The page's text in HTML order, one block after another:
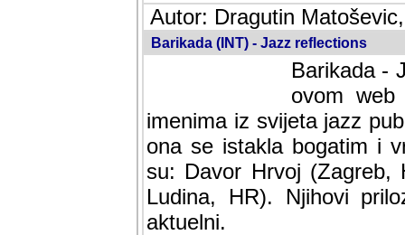
Autor: Dragutin
Barikada (INT) - Jazz reflections
Barikada -
ovom web
imenima iz svijeta jazz
ona se istakla bogatim i
su: Davor Hrvoj (Zagreb,
Ludina, HR). Njihovi
aktuelni.